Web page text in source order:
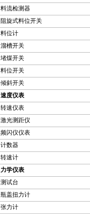
料流检测器
阻旋式料位开关
料位计
溜槽开关
堵煤开关
料位开关
倾斜开关
速度仪表
转速仪表
激光测距仪
频闪仪仪表
计数器
转速计
力学仪表
测试台
瓶盖扭力计
张力计